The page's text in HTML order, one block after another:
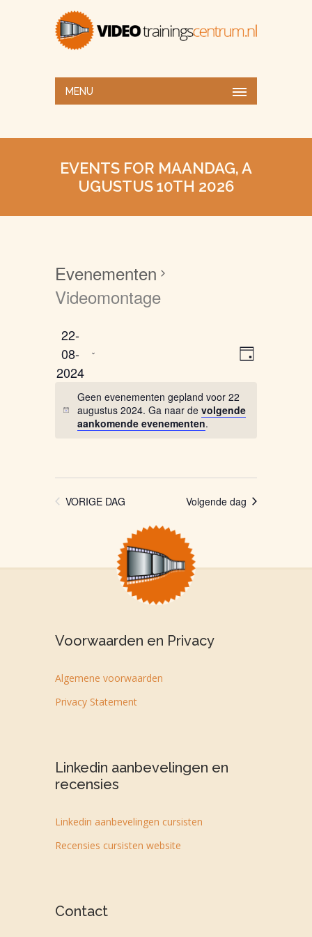
MENU
EVENTS FOR MAANDAG, A
UGUSTUS 10TH 2026
Evenementen
Videomontage
Weergaven
DAG
22-
08-
2024
Selecteer
een
datum.
Geen evenementen gepland voor 22
augustus 2024. Ga naar devolgende
aankomende evenementen.
VORIGE DAG Volgende dag
Voorwaarden en Privacy
Algemene voorwaarden
Privacy Statement
Linkedin aanbevelingen en
recensies
Linkedin aanbevelingen cursisten
Recensies cursisten website
Contact